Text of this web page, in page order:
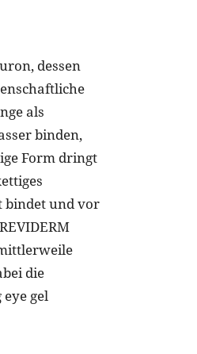
dessen
als
binden,
Form dringt
bindet und vor
die
gel